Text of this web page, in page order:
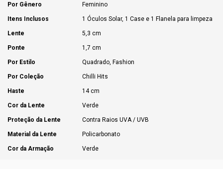
Por Gênero Feminino
Itens Inclusos 1 Óculos Solar, 1 Case e 1 Flanela para limpeza
Lente 5,3 cm
Ponte 1,7 cm
Por Estilo Quadrado, Fashion
Por Coleção Chilli Hits
Haste 14 cm
Cor da Lente Verde
Proteção da Lente Contra Raios UVA / UVB
Material da Lente Policarbonato
Cor da Armação Verde